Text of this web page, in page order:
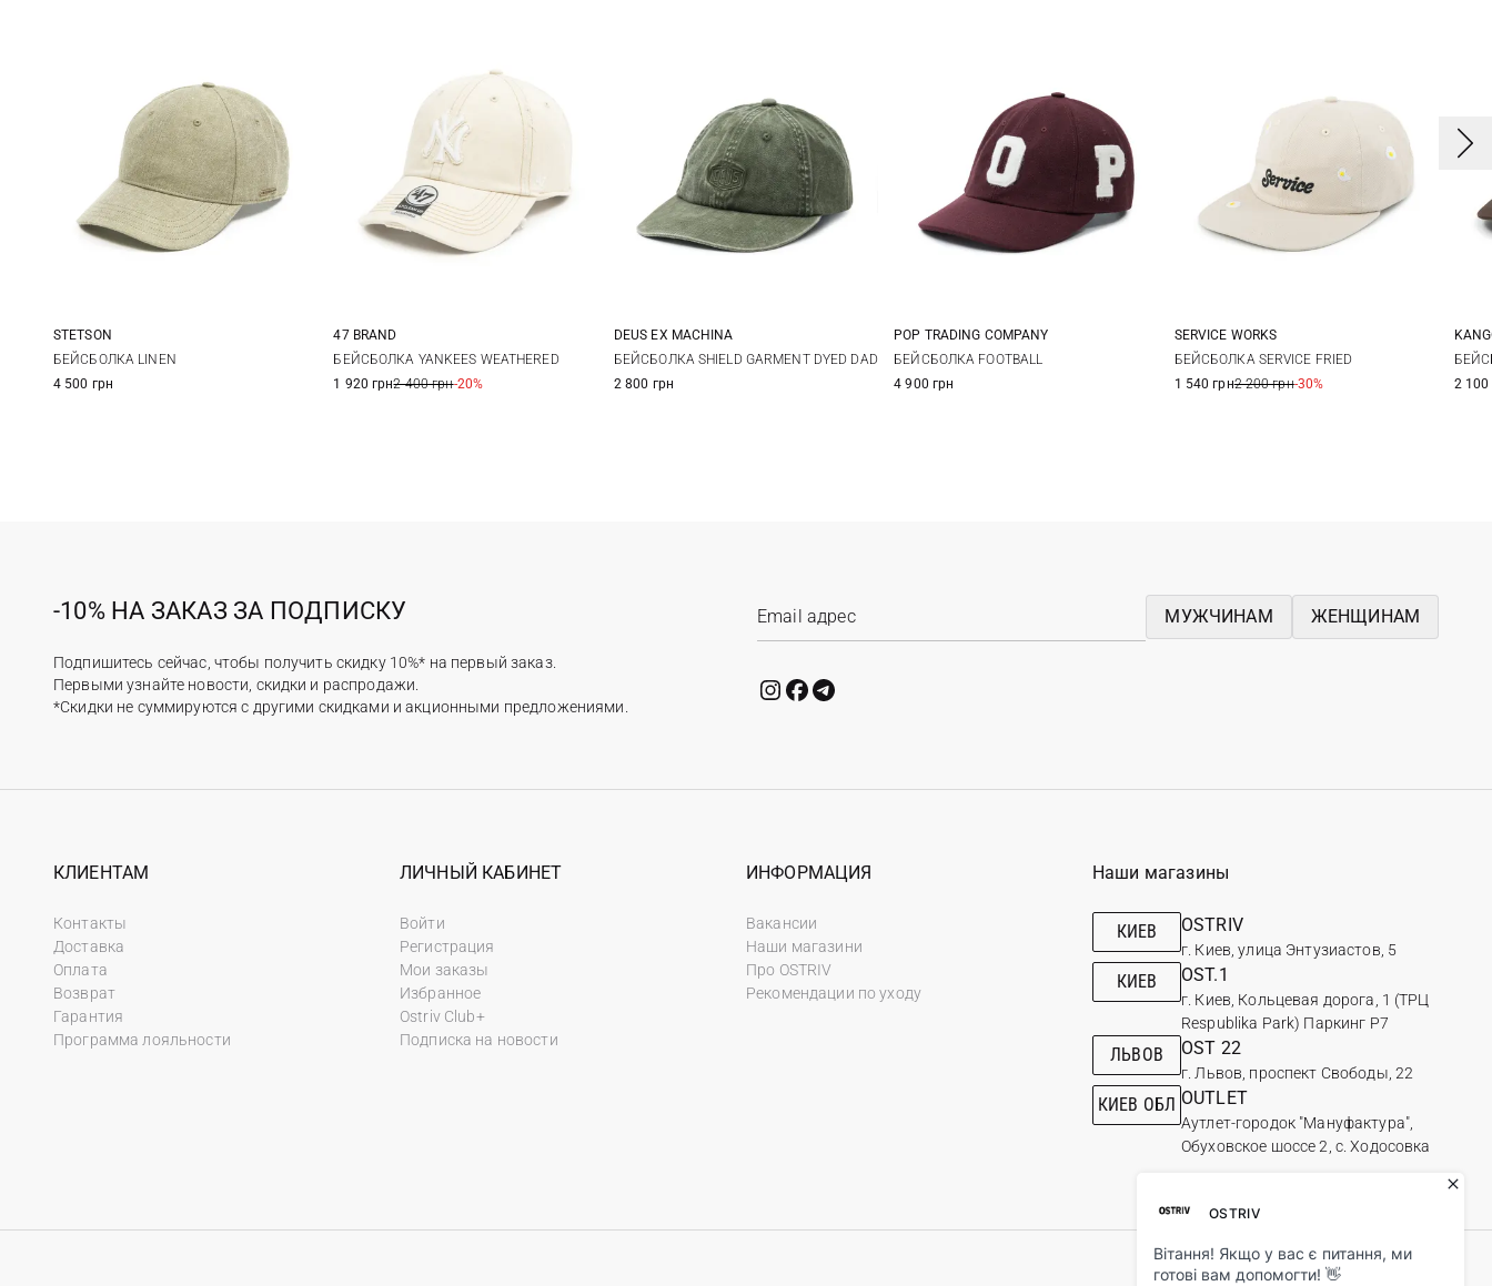
One size
STETSON
БЕЙСБОЛКА LINEN
4 500 грн
One size
47 BRAND
БЕЙСБОЛКА YANKEES WEATHERED
1 920 грн2 400 грн-20%
One size
DEUS EX MACHINА
БЕЙСБОЛКА SHIELD GARMENT DYED DAD
2 800 грн
One size
POP TRADING COMPANY
БЕЙСБОЛКА FOOTBALL
4 900 грн
One size
SERVICE WORKS
БЕЙСБОЛКА SERVICE FRIED
1 540 грн2 200 грн-30%
2 100
-10% НА ЗАКАЗ ЗА ПОДПИСКУ
Подпишитесь сейчас, чтобы получить скидку 10%* на первый заказ.
Первыми узнайте новости, скидки и распродажи.
*Скидки не суммируются с другими скидками и акционными предложениями.
МУЖЧИНАМ ЖЕНЩИНАМ
КЛИЕНТАМ
Контакты
Доставка
Оплата
Возврат
Гарантия
Программа лояльности
ЛИЧНЫЙ КАБИНЕТ
Войти
Регистрация
Мои заказы
Избранное
Ostriv Club+
Подписка на новости
ИНФОРМАЦИЯ
Вакансии
Наши магазини
Про OSTRIV
Рекомендации по уходу
Наши магазины
КИЕВ OSTRIV
г. Киев, улица Энтузиастов, 5
КИЕВ OST.1
г. Киев, Кольцевая дорога, 1 (ТРЦ
Respublika Park) Паркинг Р7
ЛЬВОВ OST 22
г. Львов, проспект Свободы, 22
КИЕВ ОБЛ OUTLET
Аутлет-городок "Мануфактура",
Обуховское шоссе 2, с. Ходосовка